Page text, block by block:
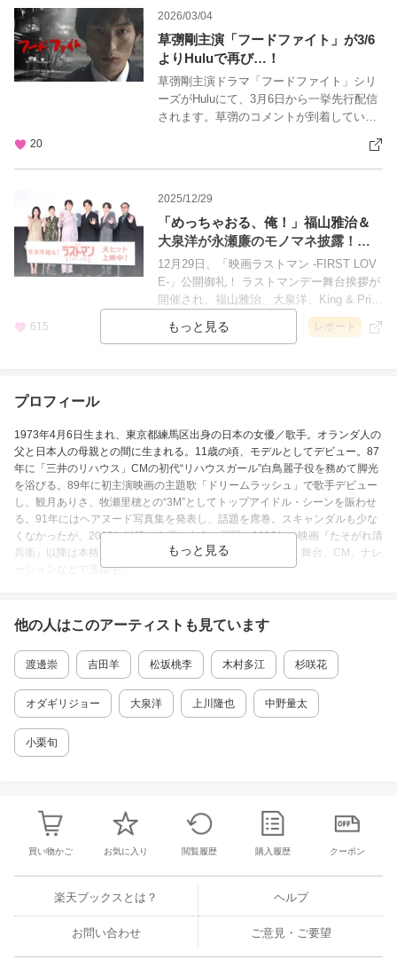
2026/03/04
草彅剛主演「フードファイト」が3/6
よりHuluで再び…！
草彅剛主演ドラマ「フードファイト」シリ
ーズがHuluにて、3月6日から一挙先行配信
されます。草彅のコメントが到着していま
20
2025/12/29
「めっちゃおる、俺！」福山雅治＆
大泉洋が永瀬廉のモノマネ披露！
「ラストマン」公開御礼舞台挨拶
12月29日、「映画ラストマン -FIRST LOV
E-」公開御礼！ ラストマンデー舞台挨拶が
開催され、福山雅治、大泉洋、King & Prin
ce・永瀬廉、月島琉衣、宮沢りえ、平野俊
一監督が登壇しました。
615 レポート
表情捉えた場面写真も
12月19日からPrime Videoにて配信され
る、西島秀俊主演のドラマシリーズ「人間
標本」。本ドラマに出演する市川染五郎、
荒木飛羽、M!LK・山中柔太朗、黒崎煌代、
松本怜生、秋谷郁甫の6名が、それぞれ役へ
の思いや撮影秘話を語るインタビューを収
録した特別映像が公開されました。
2025/11/19
点灯式
11月19日、「映画ラストマン -FIRST LOV
E-」プレミアム点灯式が東京・東京ミッド
タウンで開催され、福山雅治、大泉洋、Kin
g & Prince・廉、木村多江、吉田羊、宮沢
りえが登壇しました。
639 レポート
福山雅治主演、大泉洋、King & Prince・永
瀬廉、今田美桜らが出演する12月24日公開
の「映画ラストマン -FIRST LOVE-」よ
ました！
476
2025/11/06
福山雅治主演「映画ラストマン」大
プロフィール
1973年4月6日生まれ、東京都練馬区出身の日本の女優／歌手。オランダ人の
父と日本人の母親との間に生まれる。11歳の頃、モデルとしてデビュー。87
年に「三井のリハウス」CMの初代“リハウスガール”白鳥麗子役を務めて脚光
を浴びる。89年に初主演映画の主題歌「ドリームラッシュ」で歌手デビュー
し、観月ありさ、牧瀬里穂との“3M”としてトップアイドル・シーンを賑わせ
る。91年にはヘアヌード写真集を発表し、話題を席巻。スキャンダルも少な
くなかったが、2000年以降は女優を中心に展開。2002年の映画『たそがれ清
兵衛』以降は本格派女優として評価も高い。映画、ドラマ、舞台、CM、ナレ
ーションなどで活躍中。
活動期間
受賞履歴
1989年日本アカデミー賞優秀新人俳優賞
更新日 2024年05月12日 （登録日 2016年02月03日 ）
提供元：株式会社ジャパンミュージックデータ
他の人はこのアーティスト も見ています
渡邊崇 吉田羊 松坂桃李 木村多江 杉咲花
オダギリジョー 大泉洋 上川隆也 中野量太
小栗旬
買い物かご お気に入り 閲覧履歴 購入履歴 クーポン
楽天ブックスとは？ ヘルプ
お問い合わせ ご意見・ご要望